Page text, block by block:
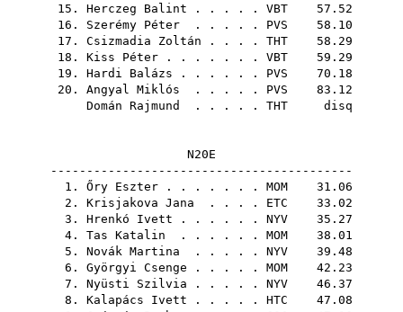
15. Herczeg Balint . . . . . VBT 57.52
16. Szerémy Péter . . . . . PVS 58.10
17. Csizmadia Zoltán . . . . THT 58.29
18. Kiss Péter . . . . . . . VBT 59.29
19. Hardi Balázs . . . . . . PVS 70.18
20. Angyal Miklós . . . . . PVS 83.12
Domán Rajmund
. . . . . THT disq
N20E
------------------------------------------
1. Őry Eszter . . . . . . . MOM 31.06
2. Krisjakova Jana . . . . ETC 33.02
3. Hrenkó Ivett . . . . . . NYV 35.27
4. Tas Katalin . . . . . . MOM 38.01
5. Novák Martina . . . . . NYV 39.48
6. Györgyi Csenge . . . . . MOM 42.23
7. Nyüsti Szilvia . . . . . NYV 46.37
8. Kalapács Ivett . . . . . HTC 47.08